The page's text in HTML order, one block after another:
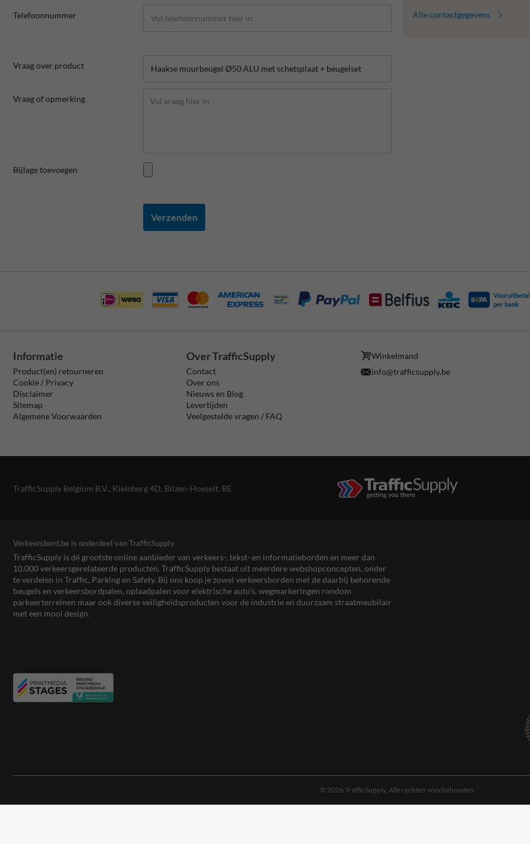
Telefoonnummer
Vraag over product
Vraag of opmerking
Bijlage toevoegen
Verzenden
Alle contactgegevens
per bank
Informatie
Product(en) retourneren
Cookie / Privacy
Disclaimer
Sitemap
Algemene Voorwaarden
Over TrafficSupply
Contact
Over ons
Nieuws en Blog
Levertijden
Veelgestelde vragen / FAQ
Winkelmand
info@trafficsupply.be
TrafficSupply Belgium B.V., Kieleberg 4D, Bilzen-Hoeselt, BE
Verkeersbord.be is onderdeel van TrafficSupply
TrafficSupply is dé grootste online aanbieder van verkeers-, tekst- en informatieborden en meer dan
10.000 verkeersgerelateerde producten. TrafficSupply bestaat uit meerdere webshopconcepten, onder
te verdelen in Traffic, Parking en Safety. Bij ons koop je zowel verkeersborden met de daarbij behorende
beugels en verkeersbordpalen, oplaadpalen voor elektrische auto’s, wegmarkeringen rondom
parkeerterreinen maar ook diverse veiligheidsproducten voor de industrie en duurzaam straatmeubilair
met een mooi design.
© 2026 TrafficSupply. Alle rechten voorbehouden.